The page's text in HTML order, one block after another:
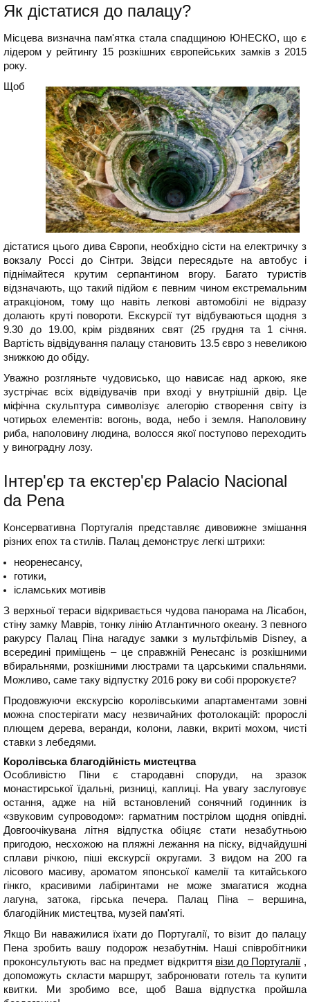
Як дістатися до палацу?
Місцева визначна пам'ятка стала спадщиною ЮНЕСКО, що є
лідером у рейтингу 15 розкішних європейських замків з 2015
року.
Щоб
дістатися цього дива Європи, необхідно сісти на електричку з
вокзалу Россі до Сінтри. Звідси пересядьте на автобус і
піднімайтеся крутим серпантином вгору. Багато туристів
відзначають, що такий підйом є певним чином екстремальним
атракціоном, тому що навіть легкові автомобілі не відразу
долають круті повороти. Екскурсії тут відбуваються щодня з
9.30 до 19.00, крім різдвяних свят (25 грудня та 1 січня.
Вартість відвідування палацу становить 13.5 євро з невеликою
знижкою до обіду.
Уважно розгляньте чудовисько, що нависає над аркою, яке
зустрічає всіх відвідувачів при вході у внутрішній двір. Це
міфічна скульптура символізує алегорію створення світу із
чотирьох елементів: вогонь, вода, небо і земля. Наполовину
риба, наполовину людина, волосся якої поступово переходить
у виноградну лозу.
Інтер'єр та екстер'єр Palacio Nacional
da Penа
Консервативна Португалія представляє дивовижне змішання
різних епох та стилів. Палац демонструє легкі штрихи:
неоренесансу,
готики,
ісламських мотивів
З верхньої тераси відкривається чудова панорама на Лісабон,
стіну замку Маврів, тонку лінію Атлантичного океану. З певного
ракурсу Палац Піна нагадує замки з мультфільмів Disney, а
всередині приміщень – це справжній Ренесанс із розкішними
вбиральнями, розкішними люстрами та царськими спальнями.
Можливо, саме таку відпустку 2016 року ви собі пророкуєте?
Продовжуючи екскурсію королівськими апартаментами зовні
можна спостерігати масу незвичайних фотолокацій: пророслі
плющем дерева, веранди, колони, лавки, вкриті мохом, чисті
ставки з лебедями.
Королівська благодійність мистецтва
Особливістю Піни є стародавні споруди, на зразок
монастирської їдальні, ризниці, каплиці. На увагу заслуговує
остання, адже на ній встановлений сонячний годинник із
«звуковим супроводом»: гарматним пострілом щодня опівдні.
Довгоочікувана літня відпустка обіцяє стати незабутньою
пригодою, несхожою на пляжні лежання на піску, відчайдушні
сплави річкою, піші екскурсії округами. З видом на 200 га
лісового масиву, ароматом японської камелії та китайського
гінкго, красивими лабіринтами не може змагатися жодна
лагуна, затока, гірська печера. Палац Піна – вершина,
благодійник мистецтва, музей пам'яті.
Якщо Ви наважилися їхати до Португалії, то візит до палацу
Пена зробить вашу подорож незабутнім. Наші співробітники
проконсультують вас на предмет відкриття візи до Португалії ,
допоможуть скласти маршрут, забронювати готель та купити
квитки. Ми зробимо все, щоб Ваша відпустка пройшла